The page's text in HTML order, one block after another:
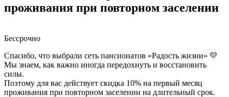
проживания при повторном заселении
Бессрочно
Спасибо, что выбрали сеть пансионатов «Радость жизни» 💛
Мы знаем, как важно иногда передохнуть и восстановить
силы.
Поэтому для вас действует скидка 10% на первый месяц
проживания при повторном заселении на длительный срок.